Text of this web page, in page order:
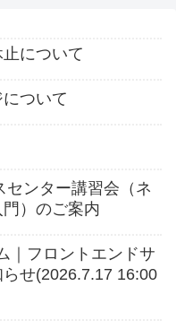
について
ついて
センター講習会（ネ
）のご案内
｜フロントエンドサ
せ(2026.7.17 16:00